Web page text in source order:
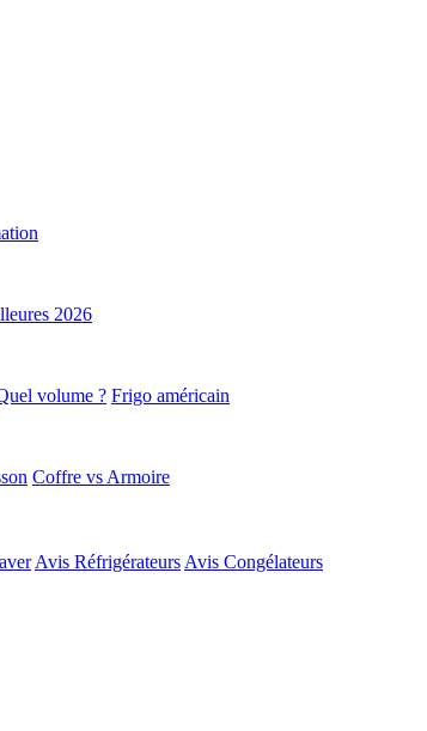
2026
volume ? Frigo américain
Coffre vs Armoire
Avis Réfrigérateurs Avis Congélateurs